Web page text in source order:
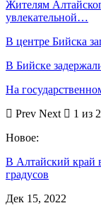
Жителям
увлекательной…
В центре Бийска
В Бийске
На
Prev Next
1 из
Новое:
В Алтайский край
градусов
Дек 15, 2022